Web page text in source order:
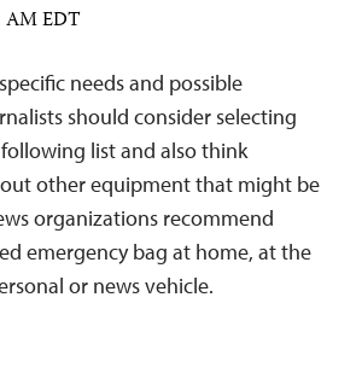
AM EDT
needs and possible
should consider selecting
list and also think
other equipment that might be
organizations recommend
emergency bag at home, at the
or news vehicle.